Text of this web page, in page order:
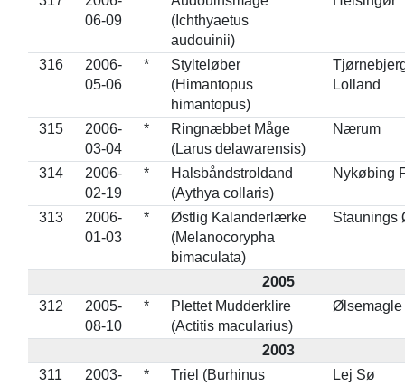
06-09
(Ichthyaetus
audouinii)
316
2006-
05-06
*
Stylteløber
(Himantopus
himantopus)
Lolland
315
2006-
03-04
*
Ringnæbbet Måge
(Larus delawarensis)
Nærum
314
2006-
02-19
*
Halsbåndstroldand
(Aythya collaris)
Nykøbing
313
2006-
01-03
*
Østlig Kalanderlærke
(Melanocorypha
bimaculata)
Staunings
2005
312
2005-
08-10
*
Plettet Mudderklire
(Actitis macularius)
Ølsemagle
2003
311
2003-
*
Triel (Burhinus
Lej Sø